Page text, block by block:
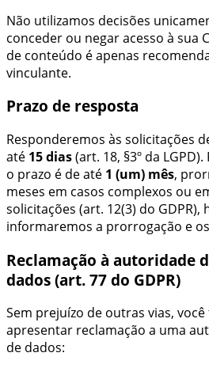
Não utilizamos decisões
conceder ou negar acesso à sua
de conteúdo é apenas
vinculante.
Prazo de resposta
Responderemos às solicitações
até 15 dias(art. 18, §3º da
o prazo é de até 1 (um) mês,
meses em casos complexos ou
solicitações (art. 12(3) do GDPR),
informaremos a prorrogação e
Reclamação à autoridade
dados (art. 77 do GDPR)
Sem prejuízo de outras vias,
apresentar reclamação a uma
de dados: